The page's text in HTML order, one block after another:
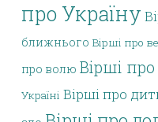
про Україну
ближнього Вірші про
про волю Вірші
Україні Вірші про